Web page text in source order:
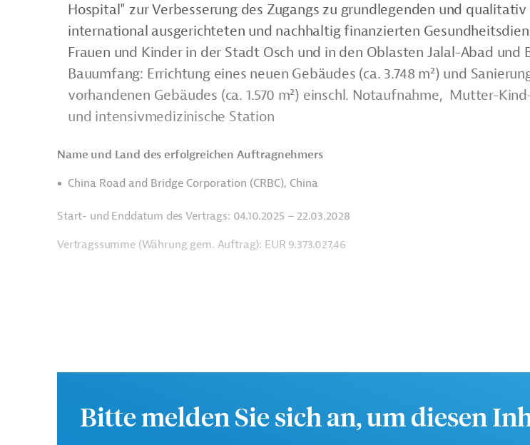
Hospital" zur Verbesserung des Zugangs zu grundlegenden und
international ausgerichteten und nachhaltig finanzierten
Frauen und Kinder in der Stadt Osch und in den Oblasten Jalal-Abad und
Bauumfang: Errichtung eines neuen Gebäudes (ca. 3.748 m²) und
vorhandenen Gebäudes (ca. 1.570 m²) einschl. Notaufnahme, Mutter-
und intensivmedizinische Station
Name und Land des erfolgreichen Auftragnehmers
China Road and Bridge Corporation (CRBC), China
Start- und Enddatum des Vertrags: 04.10.2025 – 22.03.2028
Vertragssumme (Währung gem. Auftrag): EUR 9.373.027,46
AUS202310171044004 bitte bei Rückfragen bei Germany Trade and Invest angeben!
Downloads
Bitte melden Sie sich an, um diesen